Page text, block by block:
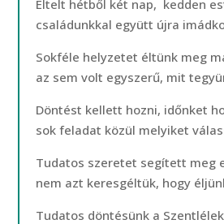
Eltelt hétből két nap, kedden
családunkkal együtt újra
Sokféle helyzetet éltünk meg
az sem volt egyszerű, mit
Döntést kellett hozni, időnket
sok feladat közül melyiket
Tudatos szeretet segített meg
nem azt keresgéltük, hogy
Tudatos döntésünk a